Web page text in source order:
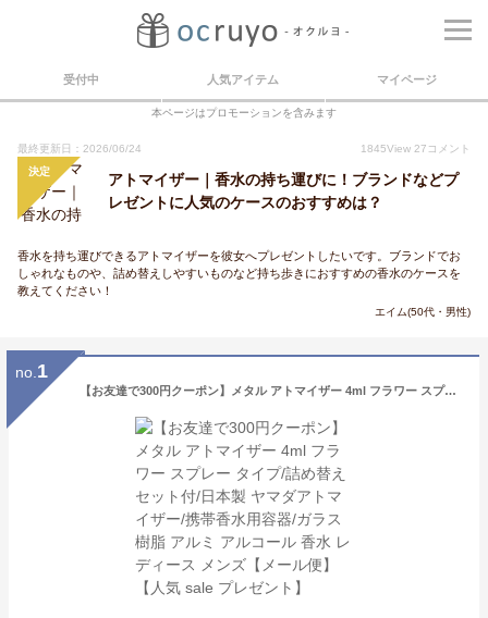
受付中 人気アイテム マイページ
本ページはプロモーションを含みます
最終更新日：2026/06/24 1845View 27 コメント
決定
アトマイザー｜香水の持ち運びに！ブランドなどプ
レゼントに人気のケースのおすすめは？
香水を持ち運びできるアトマイザーを彼女へプレゼントしたいです。ブランドでお
しゃれなものや、詰め替えしやすいものなど持ち歩きにおすすめの香水のケースを
教えてください！
エイム(50代・男性)
no. 1
【お友達で300円クーポン】メタル アトマイザー 4ml フラワー スプレー タイプ/詰め替え セット付/日本製 ヤマダアトマイザー/携帯香水用容器/ガラス 樹脂 アルミ アルコール 香水 レディース メンズ【メール便】【人気 sale プレゼント】